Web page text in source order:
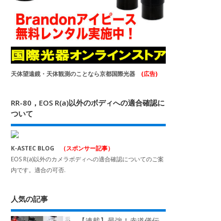
天体望遠鏡・天体観測のことなら京都国際光器 (広告)
RR-80，EOS R(a)以外のボディへの適合確認に
ついて
K-ASTEC BLOG
（スポンサー記事）
EOS R(a)以外のカメラボディへの適合確認についてのご案
内です。適合の可否.
人気の記事